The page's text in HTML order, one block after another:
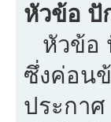
หัวข้อ ปั
หัวข้อ
ซึ่งค่อน
ประกา